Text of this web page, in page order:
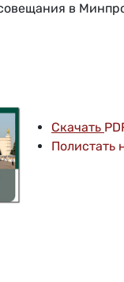
в
Скачать
Полистать